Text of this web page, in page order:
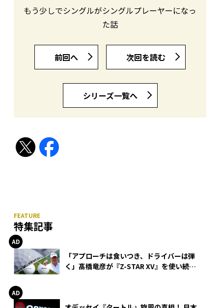
もう少しでシングルがシングルプレーヤーになっ
た話
前回へ 次回を読む
シリーズ一覧へ
特集記事
「アプローチは食いつき、ドライバーは弾
く」髙橋竜彦が『Z-STAR XV』を使い続け